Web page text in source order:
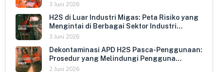
Menentukan Kepatuhan Perusahaan
3 Juni 2026
H2S di Luar Industri Migas: Peta Risiko yang
Mengintai di Berbagai Sektor Industri
Indonesia
3 Juni 2026
Dekontaminasi APD H2S Pasca-Penggunaan:
Prosedur yang Melindungi Pengguna
Berikutnya dan Memperpanjang Umur
2 Juni 2026